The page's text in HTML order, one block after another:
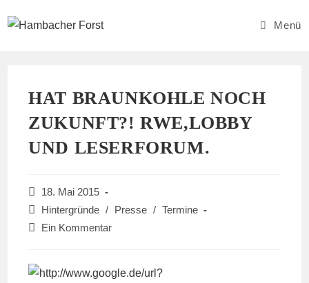
Inhalt
Menü
HAT BRAUNKOHLE NOCH
ZUKUNFT?! RWE,LOBBY
UND LESERFORUM.
Beitrag
veröffentlicht:
18. Mai 2015
Beitrags-
Kategorie:
Hintergründe / Presse / Termine
Beitrags-
Ein Kommentar